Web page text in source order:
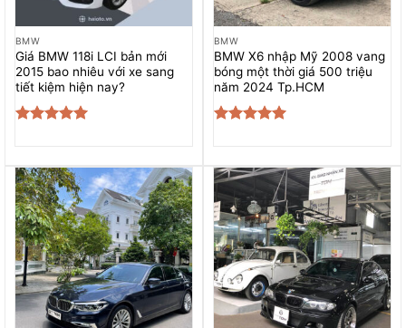
BMW
Giá BMW 118i LCI bản mới
2015 bao nhiêu với xe sang
tiết kiệm hiện nay?
BMW
BMW X6 nhập Mỹ 2008 vang
bóng một thời giá 500 triệu
năm 2024 Tp.HCM